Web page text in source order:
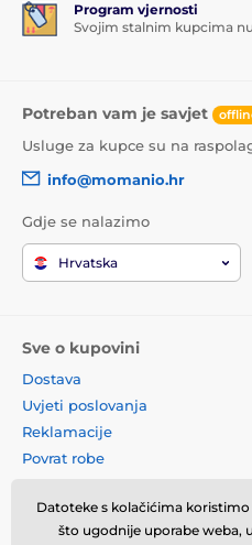
Program vjernosti
Svojim stalnim kupcima
Potreban vam je savjet
Usluge za kupce su na
info@momanio.hr
Gdje se nalazimo
Hrvatska
Sve o kupovini
Dostava
Uvjeti poslovanja
Reklamacije
Povrat robe
Načela o korištenju kolačića
Kontaktne informacije
Datoteke s kolačićima
što ugodnije uporabe weba,